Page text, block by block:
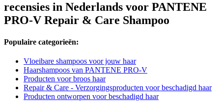
recensies in Nederlands voor PANTENE
PRO-V Repair & Care Shampoo
Populaire categorieën:
Vloeibare shampoos voor jouw haar
Haarshampoos van PANTENE PRO-V
Producten voor broos haar
Repair & Care - Verzorgingsproducten voor beschadigd haar
Producten ontworpen voor beschadigd haar